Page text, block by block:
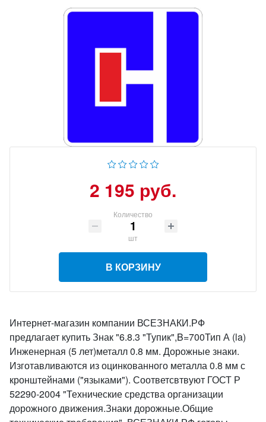
2 195 руб.
Количество
шт
В КОРЗИНУ
Интернет-магазин компании ВСЕЗНАКИ.РФ
предлагает купить Знак "6.8.3 "Тупик",B=700Тип А (la)
Инженерная (5 лет)металл 0.8 мм. Дорожные знаки.
Изготавливаются из оцинкованного металла 0.8 мм с
кронштейнами ("языками"). Соответсвтвуют ГОСТ Р
52290-2004 "Технические средства организации
дорожного движения.Знаки дорожные.Общие